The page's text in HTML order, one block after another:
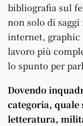
bibliografia sul
non solo di
internet, graphic
lavoro più
lo spunto per
Dovendo
categoria, quale
letteratura,